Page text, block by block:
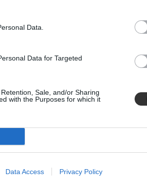
Data.
Data for Targeted
Sale, and/or Sharing
with the Purposes for which it
Data Access Privacy Policy
is, és nem fogsz lemaradni a fontos